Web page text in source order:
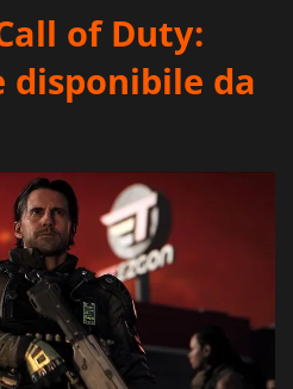
of Duty:
disponibile da